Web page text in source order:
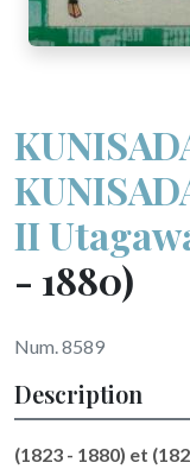
II
- 1880)
Num. 8589
Description
(1823 - 1880) et